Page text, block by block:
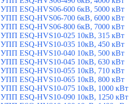
УПП ESQ-HVS06-600 6кВ, 5000 кВт
УПП ESQ-HVS06-700 6кВ, 6000 кВт
УПП ESQ-HVS06-800 6кВ, 7000 кВт
УПП ESQ-HVS10-025 10кВ, 315 кВт
УПП ESQ-HVS10-035 10кВ, 450 кВт
УПП ESQ-HVS10-040 10кВ, 500 кВт
УПП ESQ-HVS10-045 10кВ, 630 кВт
УПП ESQ-HVS10-055 10кВ, 710 кВт
УПП ESQ-HVS10-065 10кВ, 800 кВт
УПП ESQ-HVS10-075 10кВ, 1000 кВт
УПП ESQ-HVS10-090 10кВ, 1250 кВт